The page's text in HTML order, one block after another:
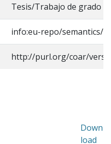
Tesis/Trabajo de grado
info:eu-repo/semantics/
http://purl.org/coar/
Down
load